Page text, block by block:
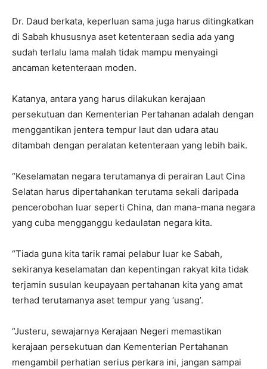
Dr. Daud berkata, keperluan sama juga harus ditingkatkan
di Sabah khususnya aset ketenteraan sedia ada yang
sudah terlalu lama malah tidak mampu menyaingi
ancaman ketenteraan moden.
Katanya, antara yang harus dilakukan kerajaan
persekutuan dan Kementerian Pertahanan adalah dengan
menggantikan jentera tempur laut dan udara atau
ditambah dengan peralatan ketenteraan yang lebih baik.
“Keselamatan negara terutamanya di perairan Laut Cina
Selatan harus dipertahankan terutama sekali daripada
pencerobohan luar seperti China, dan mana-mana negara
yang cuba mengganggu kedaulatan negara kita.
“Tiada guna kita tarik ramai pelabur luar ke Sabah,
sekiranya keselamatan dan kepentingan rakyat kita tidak
terjamin susulan keupayaan pertahanan kita yang amat
terhad terutamanya aset tempur yang ‘usang’.
“Justeru, sewajarnya Kerajaan Negeri memastikan
kerajaan persekutuan dan Kementerian Pertahanan
mengambil perhatian serius perkara ini, jangan sampai